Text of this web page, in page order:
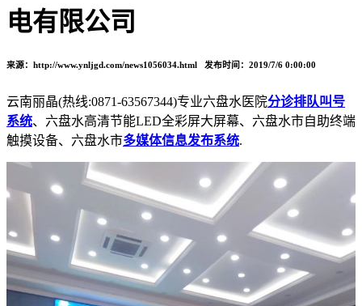
电有限公司
来源：http://www.ynljgd.com/news1056034.html 发布时间：2019/7/6 0:00:00
云南丽晶(热线:0871-63567344)专业六盘水医院分诊排队叫号
系统、六盘水高清节能LED全彩屏大屏幕、 六盘水市自助终端
触摸设备、 六盘水市多媒体信息发布系统.